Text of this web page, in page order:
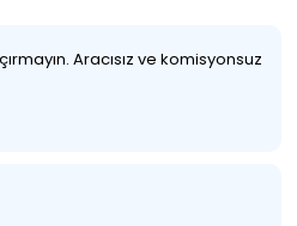
Aracısız ve komisyonsuz